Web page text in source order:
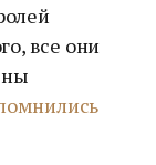
все они